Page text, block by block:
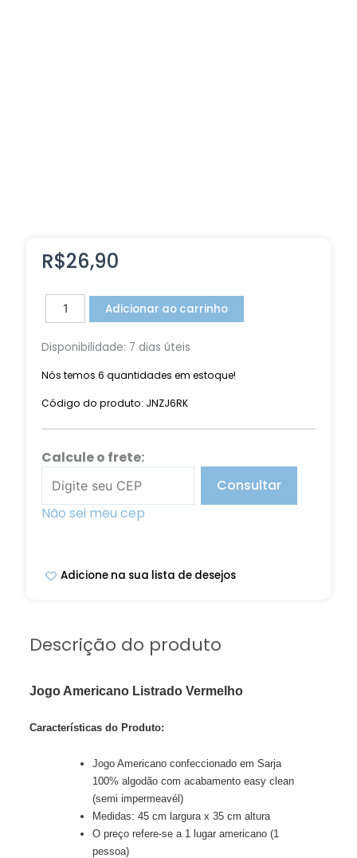
R$26,90
Jogo
Americano
Vermelho
quantidade
Adicionar ao carrinho
Disponibilidade: 7 dias úteis
Nós temos 6 quantidades em estoque!
Código do produto: JNZJ6RK
Calcule o frete:
Consultar
Não sei meu cep
Adicione na sua lista de desejos
Descrição do produto
Jogo Americano Listrado Vermelho
Características do Produto:
Jogo Americano confeccionado em Sarja
100% algodão com acabamento easy clean
(semi impermeavél)
Medidas: 45 cm largura x 35 cm altura
O preço refere-se a 1 lugar americano (1
pessoa)